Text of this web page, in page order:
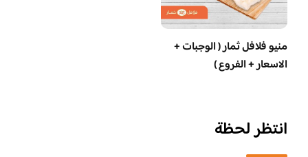
منيو فلافل ثمار ( الوجبات +
الاسعار + الفروع )
انتظر لحظة